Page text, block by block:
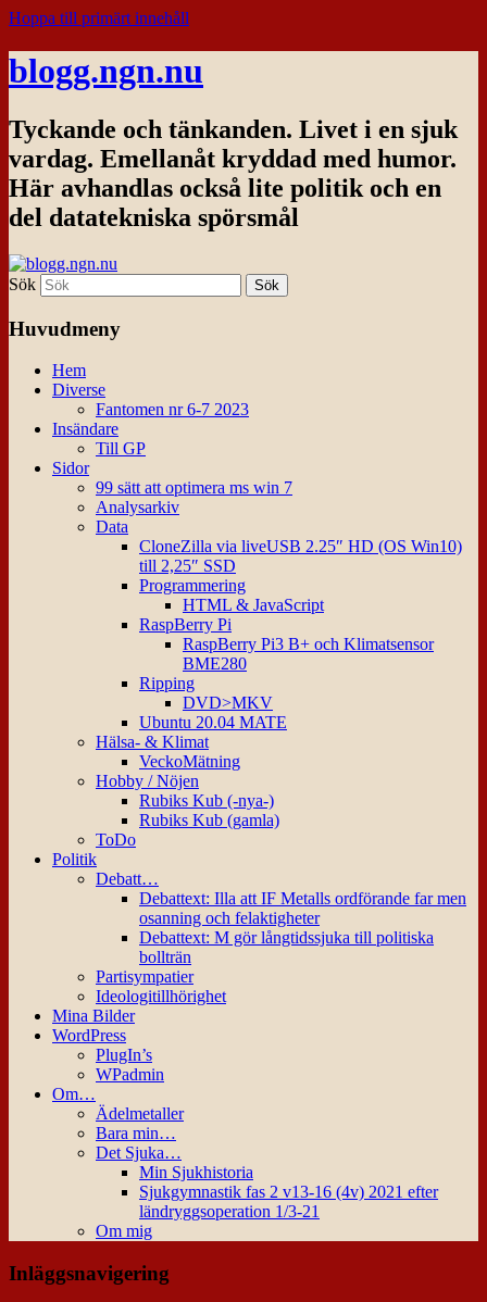
Hoppa till primärt innehåll
blogg.ngn.nu
Tyckande och tänkanden. Livet i en sjuk
vardag. Emellanåt kryddad med humor.
Här avhandlas också lite politik och en
del datatekniska spörsmål
Sök
Huvudmeny
Hem
Diverse
Fantomen nr 6-7 2023
Insändare
Till GP
Sidor
99 sätt att optimera ms win 7
Analysarkiv
Data
CloneZilla via liveUSB 2.25″ HD (OS Win10)
till 2,25″ SSD
Programmering
HTML & JavaScript
RaspBerry Pi
RaspBerry Pi3 B+ och Klimatsensor
BME280
Ripping
DVD>MKV
Ubuntu 20.04 MATE
Hälsa- & Klimat
VeckoMätning
Hobby / Nöjen
Rubiks Kub (-nya-)
Rubiks Kub (gamla)
ToDo
Politik
Debatt…
Debattext: Illa att IF Metalls ordförande far men
osanning och felaktigheter
Debattext: M gör långtidssjuka till politiska
bollträn
Partisympatier
Ideologitillhörighet
Mina Bilder
WordPress
PlugIn’s
WPadmin
Om…
Ädelmetaller
Bara min…
Det Sjuka…
Min Sjukhistoria
Sjukgymnastik fas 2 v13-16 (4v) 2021 efter
ländryggsoperation 1/3-21
Om mig
Inläggsnavigering